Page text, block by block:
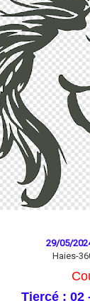
29/05/
Haies-
Tiercé : 02